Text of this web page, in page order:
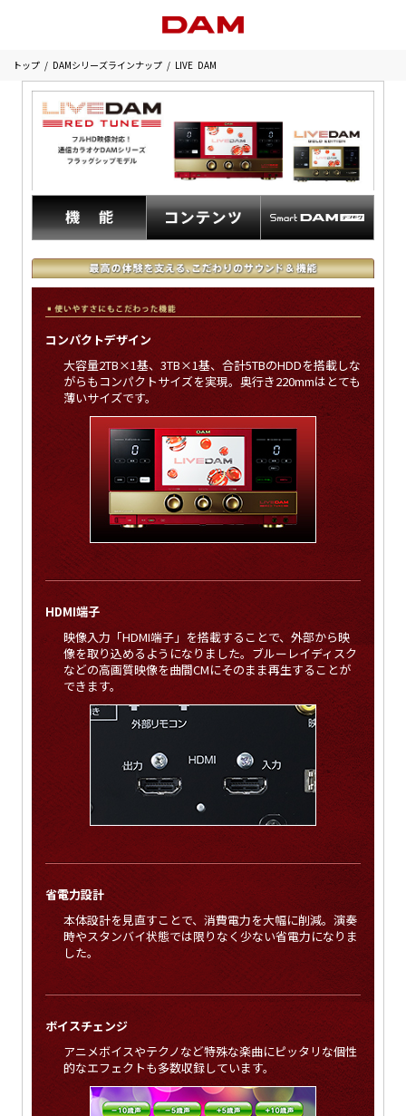
トップ DAMシリーズラインナップ LIVE DAM
コンパクトデザイン
大容量2TB×1基、3TB×1基、合計5TBのHDDを搭載しな
がらもコンパクトサイズを実現。奥行き220mmはとても
薄いサイズです。
HDMI端子
映像入力「HDMI端子」を搭載することで、外部から映
像を取り込めるようになりました。ブルーレイディスク
などの高画質映像を曲間CMにそのまま再生することが
できます。
省電力設計
本体設計を見直すことで、消費電力を大幅に削減。演奏
時やスタンバイ状態では限りなく少ない省電力になりま
した。
ボイスチェンジ
アニメボイスやテクノなど特殊な楽曲にピッタリな個性
的なエフェクトも多数収録しています。